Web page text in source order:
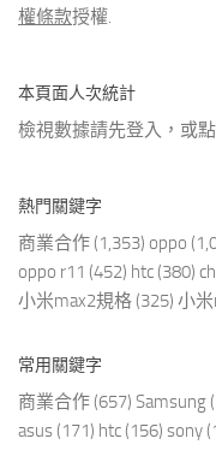
權條款授權.
本頁面人次統計
檢視數據請先登入，或
熱門關鍵字
商業合作 (1,353) oppo
oppo r11 (452) htc (380)
小米max2規格 (325) 小
常用關鍵字
商業合作 (657) Samsung
asus (171) htc (156) sony